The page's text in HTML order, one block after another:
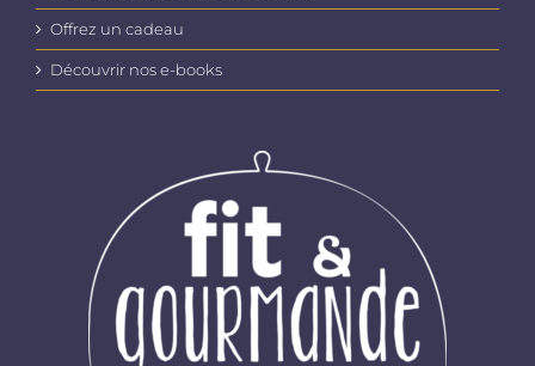
Offrez un cadeau
Découvrir nos e-books